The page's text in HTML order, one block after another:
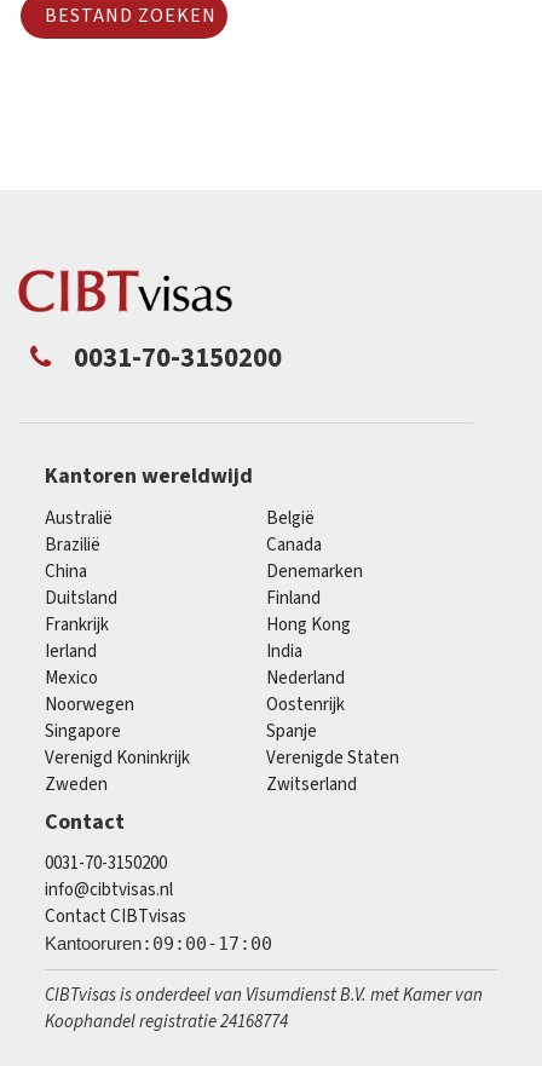
BESTAND ZOEKEN
0031-70-3150200
Kantoren wereldwijd
Australië
België
Brazilië
Canada
China
Denemarken
Duitsland
Finland
Frankrijk
Hong Kong
Ierland
India
Mexico
Nederland
Noorwegen
Oostenrijk
Singapore
Spanje
Verenigd Koninkrijk
Verenigde Staten
Zweden
Zwitserland
Contact
0031-70-3150200
info@cibtvisas.nl
Contact CIBTvisas
Kantooruren:09:00-17:00
CIBTvisas is onderdeel van Visumdienst B.V. met Kamer van
Koophandel registratie 24168774